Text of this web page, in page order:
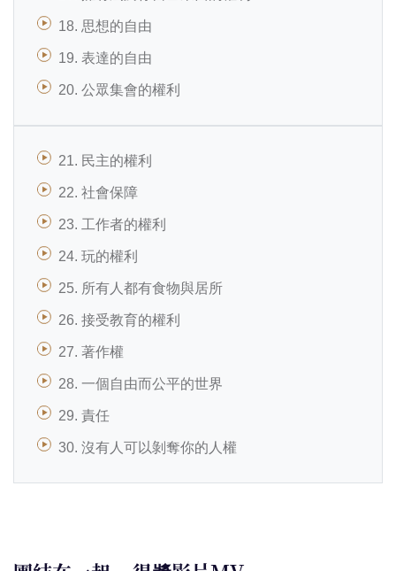
18. 思想的自由
19. 表達的自由
20. 公眾集會的權利
21. 民主的權利
22. 社會保障
23. 工作者的權利
24. 玩的權利
25. 所有人都有食物與居所
26. 接受教育的權利
27. 著作權
28. 一個自由而公平的世界
29. 責任
30. 沒有人可以剝奪你的人權